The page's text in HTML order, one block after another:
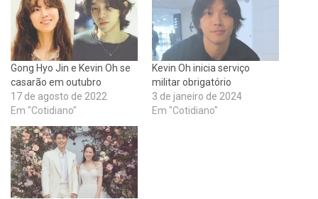
Gong Hyo Jin e Kevin Oh se
casarão em outubro
17 de agosto de 2022
Em "Cotidiano"
Kevin Oh inicia serviço
militar obrigatório
3 de janeiro de 2024
Em "Cotidiano"